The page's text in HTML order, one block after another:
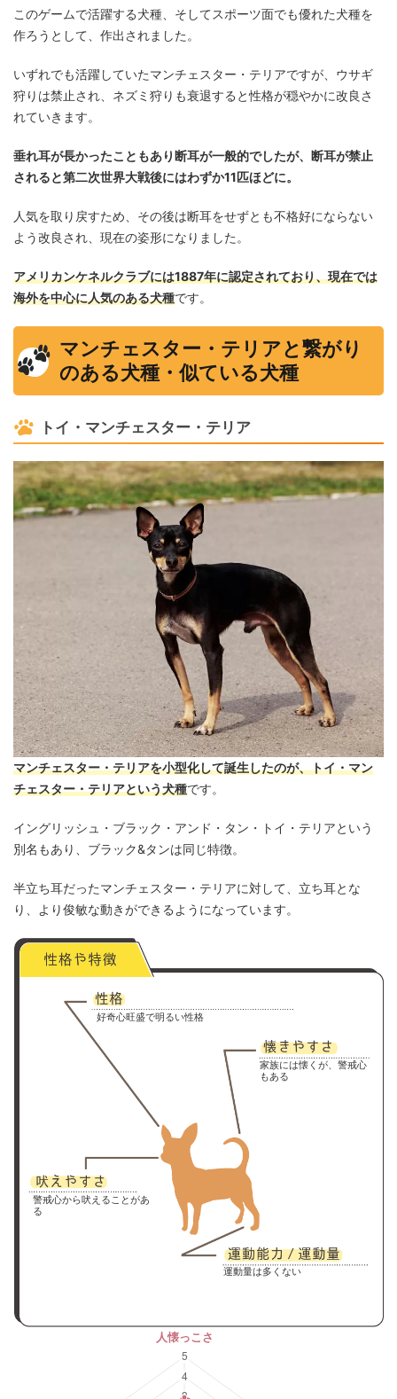
このゲームで活躍する犬種、そしてスポーツ面でも優れた犬種を
作ろうとして、作出されました。
いずれでも活躍していたマンチェスター・テリアですが、ウサギ
狩りは禁止され、ネズミ狩りも衰退すると性格が穏やかに改良さ
れていきます。
垂れ耳が長かったこともあり断耳が一般的でしたが、断耳が禁止
されると第二次世界大戦後にはわずか11匹ほどに。
人気を取り戻すため、その後は断耳をせずとも不格好にならない
よう改良され、現在の姿形になりました。
アメリカンケネルクラブには1887年に認定されており、現在では
海外を中心に人気のある犬種です。
マンチェスター・テリアと繋がり
のある犬種・似ている犬種
トイ・マンチェスター・テリア
マンチェスター・テリアを小型化して誕生したのが、トイ・マン
チェスター・テリアという犬種です。
イングリッシュ・ブラック・アンド・タン・トイ・テリアという
別名もあり、ブラック&タンは同じ特徴。
半立ち耳だったマンチェスター・テリアに対して、立ち耳とな
り、より俊敏な動きができるようになっています。
好奇心旺盛で明るい性格
家族には懐くが、警戒心
もある
警戒心から吠えることがあ
る
運動量は多くない